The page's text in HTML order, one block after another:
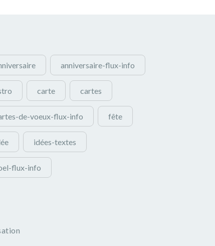
anniversaire-flux-info
carte cartes
de-voeux-flux-info fête
idées-textes
flux-info